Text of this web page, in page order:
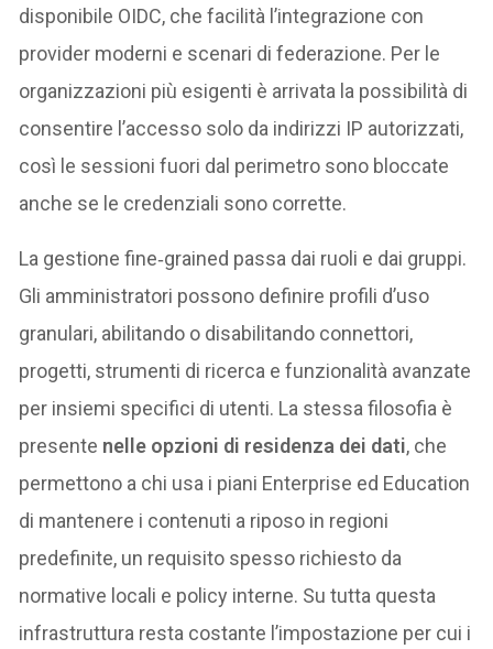
disponibile OIDC, che facilità l’integrazione con
provider moderni e scenari di federazione. Per le
organizzazioni più esigenti è arrivata la possibilità di
consentire l’accesso solo da indirizzi IP autorizzati,
così le sessioni fuori dal perimetro sono bloccate
anche se le credenziali sono corrette.
La gestione fine‑grained passa dai ruoli e dai gruppi.
Gli amministratori possono definire profili d’uso
granulari, abilitando o disabilitando connettori,
progetti, strumenti di ricerca e funzionalità avanzate
per insiemi specifici di utenti. La stessa filosofia è
presente nelle opzioni di residenza dei dati, che
permettono a chi usa i piani Enterprise ed Education
di mantenere i contenuti a riposo in regioni
predefinite, un requisito spesso richiesto da
normative locali e policy interne. Su tutta questa
infrastruttura resta costante l’impostazione per cui i